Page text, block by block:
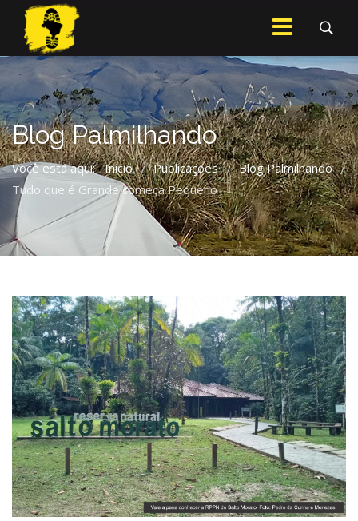
Blog Palmilhando
Você está aqui: Início / Publicações / Blog Palmilhando /
Tudo que é Grande começa Pequeno